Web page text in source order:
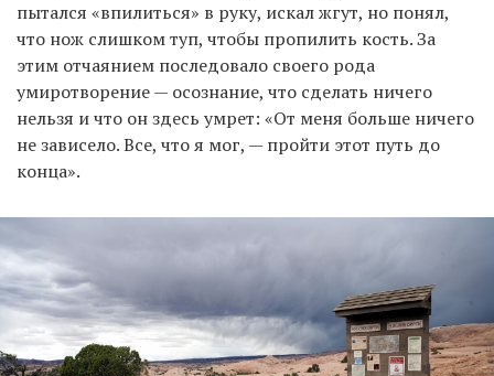
пытался «впилиться» в руку, искал жгут, но понял,
что нож слишком туп, чтобы пропилить кость. За
этим отчаянием последовало своего рода
умиротворение — осознание, что сделать ничего
нельзя и что он здесь умрет: «От меня больше ничего
не зависело. Все, что я мог, — пройти этот путь до
конца».